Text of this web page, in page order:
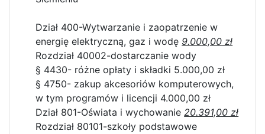
Dział 400-Wytwarzanie i zaopatrzenie w
energię elektryczną, gaz i wodę 9.000,00 zł
Rozdział 40002-dostarczanie wody
§ 4430- różne opłaty i składki 5.000,00 zł
§ 4750- zakup akcesoriów komputerowych,
w tym programów i licencji 4.000,00 zł
Dział 801-Oświata i wychowanie20.391,00 zł
Rozdział 80101-szkoły podstawowe